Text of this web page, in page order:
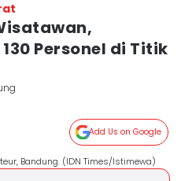
Personel di Titik
Add Us on Google
Bandung. (IDN Times/Istimewa)